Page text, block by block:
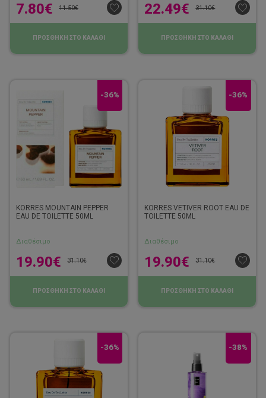
11.50€
7.80€
ΠΡΟΣΘΗΚΗ ΣΤΟ ΚΑΛΑΘΙ
31.10€
22.49€
ΠΡΟΣΘΗΚΗ ΣΤΟ ΚΑΛΑΘΙ
-36%
KORRES MOUNTAIN PEPPER
EAU DE TOILETTE 50ML
Διαθέσιμο
31.10€
19.90€
ΠΡΟΣΘΗΚΗ ΣΤΟ ΚΑΛΑΘΙ
-36%
KORRES VETIVER ROOT EAU DE
TOILETTE 50ML
Διαθέσιμο
31.10€
19.90€
ΠΡΟΣΘΗΚΗ ΣΤΟ ΚΑΛΑΘΙ
-36% -38%